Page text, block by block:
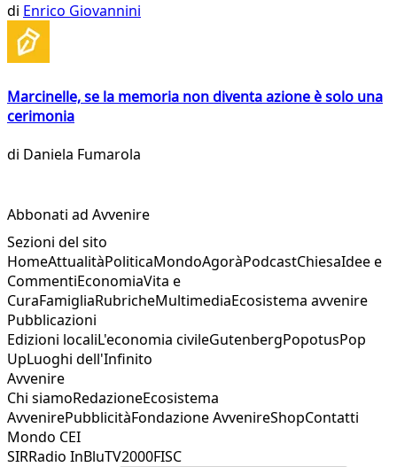
di Enrico Giovannini
Marcinelle, se la memoria non diventa azione è solo una
cerimonia
di Daniela Fumarola
Abbonati ad Avvenire
Sezioni del sito
HomeAttualitàPoliticaMondoAgoràPodcastChiesaIdee e
CommentiEconomiaVita e
CuraFamigliaRubricheMultimediaEcosistema avvenire
Pubblicazioni
Edizioni localiL'economia civileGutenbergPopotusPop
UpLuoghi dell'Infinito
Avvenire
Chi siamoRedazioneEcosistema
AvvenirePubblicitàFondazione AvvenireShopContatti
Mondo CEI
SIRRadio InBluTV2000FISC